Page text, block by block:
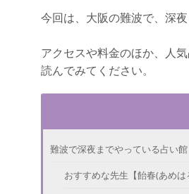
今回は、大阪の難波で、深
アクセスや料金のほか、人
読んでみてください。
難波で深夜までやっている占い館
おすすめな先生【飴春(あめは